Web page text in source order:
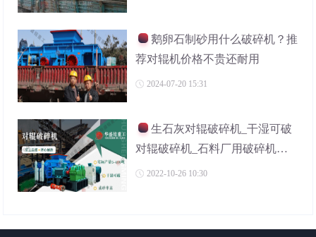
鹅卵石制砂用什么破碎机？推
荐对辊机价格不贵还耐用
2024-07-20 15:31
生石灰对辊破碎机_干湿可破
对辊破碎机_石料厂用破碎机厂
家 2022-10-26 10:30